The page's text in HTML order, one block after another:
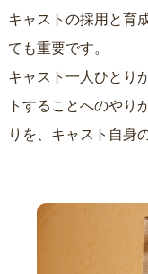
キャストの採用と育
ても重要です。
キャスト一人ひとり
トすることへのやり
りを、キャスト自身